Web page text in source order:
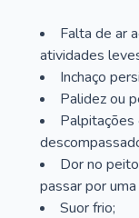
Falta de ar
atividades
Inchaço
Palidez ou
Palpitações
Dor no
passar por
Suor frio;